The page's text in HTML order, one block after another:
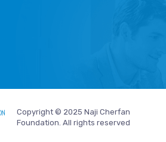
Copyright © 2025 Naji Cherfan
Foundation. All rights reserved